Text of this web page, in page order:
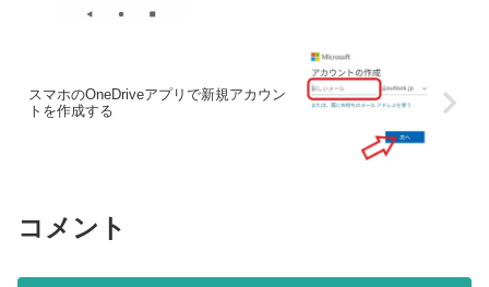
スマホのOneDriveアプリで新規アカウン
トを作成する
コメント